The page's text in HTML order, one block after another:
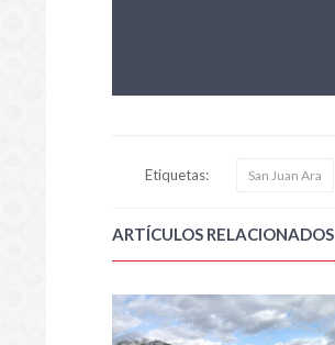
Etiquetas: San Juan Ara
ARTÍCULOS RELACIONADOS